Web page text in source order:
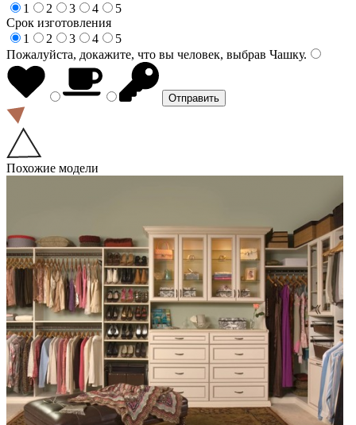
1
2 3 4
5
Срок изготовления
1
2 3 4
5
Пожалуйста, докажите, что вы человек, выбрав Чашку.
Похожие модели